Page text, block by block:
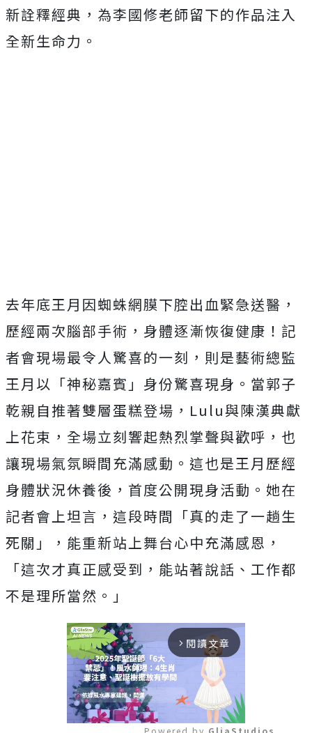
新詮釋經典，為李國修老師留下的作品注入
全新生命力。
去年底王月因蜘蛛網膜下腔出血緊急送醫，
歷經兩次腦部手術，身體逐漸恢復健康！記
者會現場最令人驚喜的一刻，則是藝術總監
王月以「神秘嘉賓」身份驚喜現身。當郭子
乾親自推著雙層蛋糕登場， Lulu與陳漢典獻
上花束，全場立刻響起熱烈掌聲與歡呼，也
讓現場氣氛瞬間充滿感動。這也是王月歷經
身體狀況休養後，首度公開現身活動。她在
記者會上坦言，這段時間「真的走了一趟生
死關」，能重新站上舞台心中充滿感恩，
「這次才真正感受到，能站著說話、工作都
不是理所當然。」
arrow_forward_ios 閱讀文章
Powered by GliaStudios